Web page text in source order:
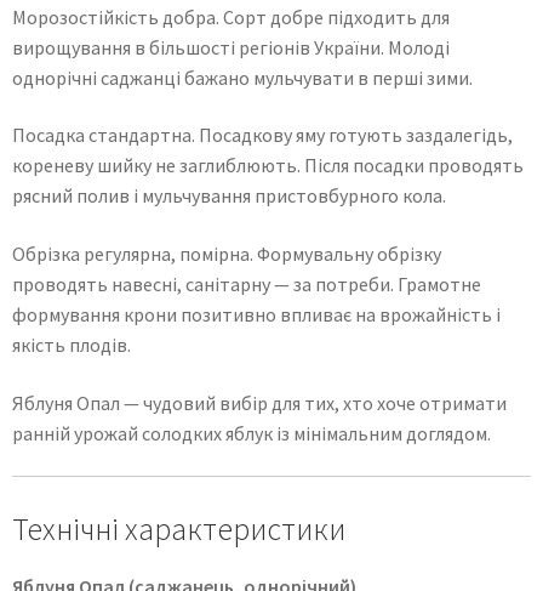
Морозостійкість добра. Сорт добре підходить для
вирощування в більшості регіонів України. Молоді
однорічні саджанці бажано мульчувати в перші зими.
Посадка стандартна. Посадкову яму готують заздалегідь,
кореневу шийку не заглиблюють. Після посадки проводять
рясний полив і мульчування пристовбурного кола.
Обрізка регулярна, помірна. Формувальну обрізку
проводять навесні, санітарну — за потреби. Грамотне
формування крони позитивно впливає на врожайність і
якість плодів.
Яблуня Опал — чудовий вибір для тих, хто хоче отримати
ранній урожай солодких яблук із мінімальним доглядом.
Технічні характеристики
Яблуня Опал (саджанець, однорічний)